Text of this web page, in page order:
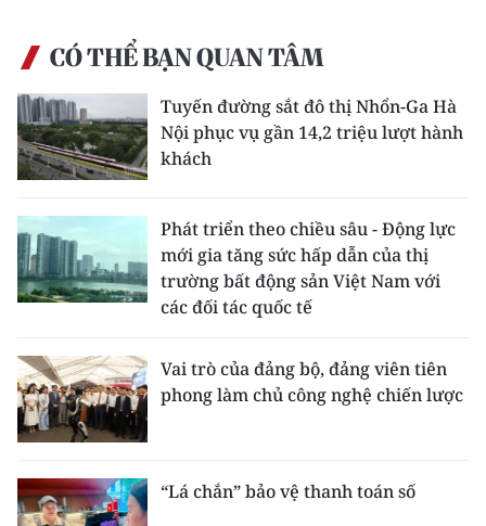
ENGLISH
中文
FRANÇAIS
РУССКИЙ
ESPAÑOL
CÓ THỂ BẠN QUAN TÂM
Tuyến đường sắt đô thị Nhổn-Ga Hà
Nội phục vụ gần 14,2 triệu lượt hành
khách
Phát triển theo chiều sâu - Động lực
mới gia tăng sức hấp dẫn của thị
trường bất động sản Việt Nam với
các đối tác quốc tế
Vai trò của đảng bộ, đảng viên tiên
phong làm chủ công nghệ chiến lược
“Lá chắn” bảo vệ thanh toán số